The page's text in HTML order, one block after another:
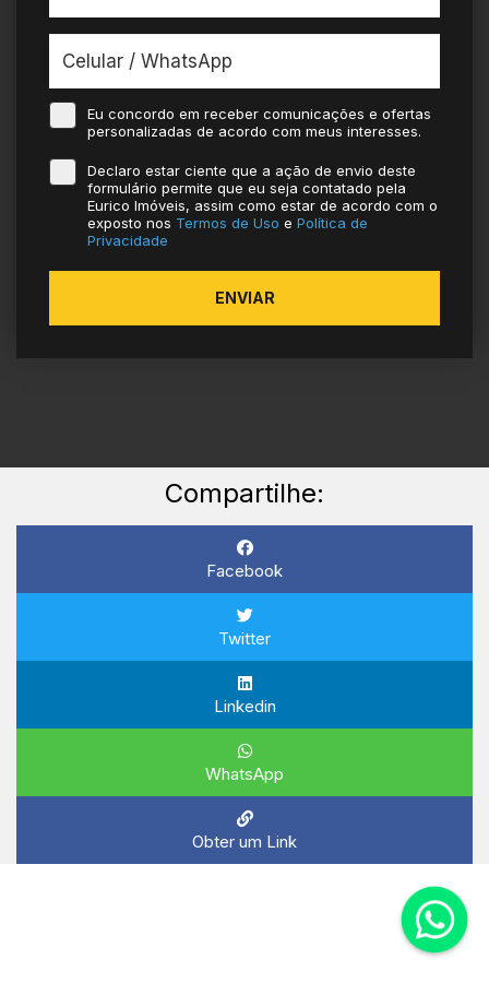
Eu concordo em receber comunicações e ofertas
personalizadas de acordo com meus interesses.
Declaro estar ciente que a ação de envio deste
formulário permite que eu seja contatado pela
Eurico Imóveis, assim como estar de acordo com o
exposto nos Termos de Uso e Política de
Privacidade
ENVIAR
Compartilhe:
Facebook
Twitter
Linkedin
WhatsApp
Obter um Link